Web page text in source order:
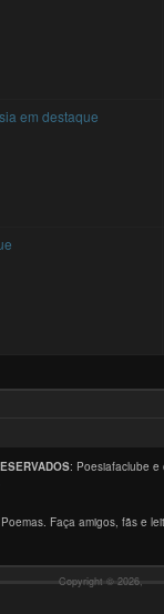
em destaque
: Poesiafaclube
Faça amigos, fãs e
Copyright © 2026,